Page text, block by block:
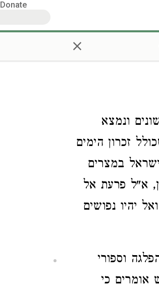
Donate
×
ונמצא
זכרון הימים
במצרים
א"ל פרעת אל
יהיו נפושים
וספורי
אומרים כי